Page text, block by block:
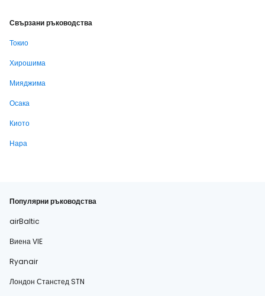
Свързани ръководства
Токио
Хирошима
Мияджима
Осака
Киото
Нара
Популярни ръководства
airBaltic
Виена VIE
Ryanair
Лондон Станстед STN